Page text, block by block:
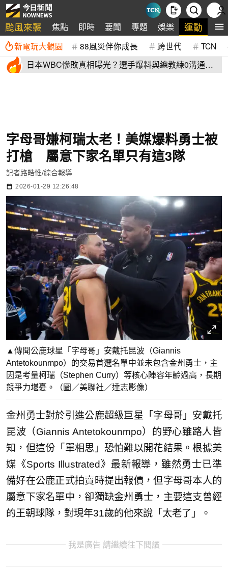
颱風來襲 焦點 即時 要聞 專題 娛樂 運動 全
新電玩大觀園 88風災伴你成長 跨世代 TCN
日本WBC慘敗真相曝光？選手爆料與總教練0溝通
字母哥嫌柯瑞太老！美媒爆料勇士被
打槍 屬意下家名單只有這3隊
記者路皓惟/綜合報導
2026-01-29 12:26:48
▲傳聞公鹿球星「字母哥」安戴托昆波（Giannis
Antetokounmpo）的交易首選名單中並未包含金州勇士，主
因是考量柯瑞（Stephen Curry）等核心陣容年齡過高，長期
競爭力堪憂。（圖／美聯社／達志影像）
金州勇士對於引進公鹿超級巨星「字母哥」安戴托
昆波（Giannis Antetokounmpo）的野心雖路人皆
知，但這份「單相思」恐怕難以開花結果。根據美
媒《Sports Illustrated》最新報導，雖然勇士已準
備好在公鹿正式拍賣時提出報價，但字母哥本人的
屬意下家名單中，卻獨缺金州勇士，主要這支曾經
的王朝球隊，對現年31歲的他來說「太老了」。
我是廣告 請繼續往下閱讀